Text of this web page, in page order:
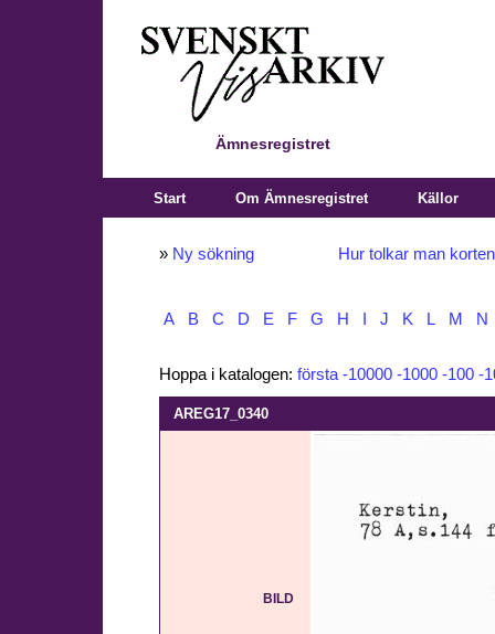
Ämnesregistret
Start Om Ämnesregistret Källor
» Ny sökning Hur tolkar man
A B C D E F G H J K L M N
Hoppa i katalogen: första -10000 -1000 -100 -
AREG17_0340
BILD